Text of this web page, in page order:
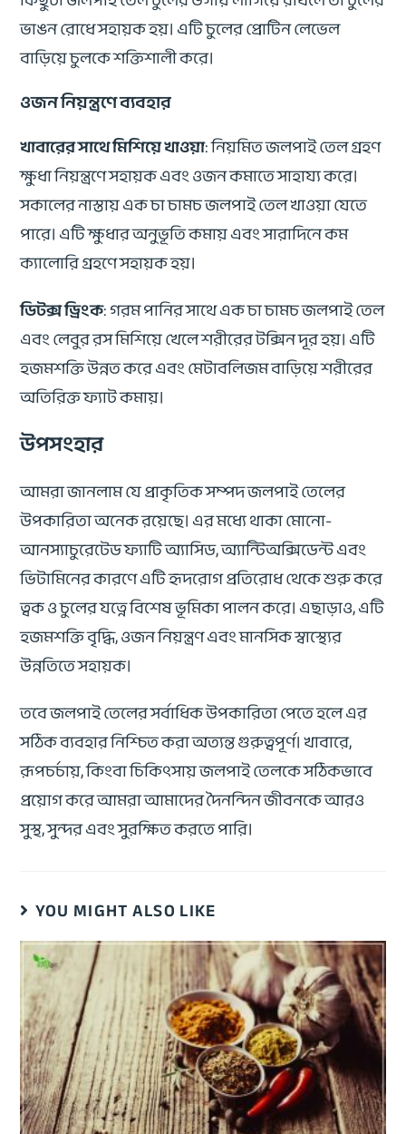
ভাঙন রোধে সহায়ক হয়। এটি চুলের প্রোটিন লেভেল
বাড়িয়ে চুলকে শক্তিশালী করে।
ওজন নিয়ন্ত্রণে ব্যবহার
খাবারের সাথে মিশিয়ে খাওয়া: নিয়মিত জলপাই তেল গ্রহণ
ক্ষুধা নিয়ন্ত্রণে সহায়ক এবং ওজন কমাতে সাহায্য করে।
সকালের নাস্তায় এক চা চামচ জলপাই তেল খাওয়া যেতে
পারে। এটি ক্ষুধার অনুভূতি কমায় এবং সারাদিনে কম
ক্যালোরি গ্রহণে সহায়ক হয়।
ডিটক্স ড্রিংক: গরম পানির সাথে এক চা চামচ জলপাই তেল
এবং লেবুর রস মিশিয়ে খেলে শরীরের টক্সিন দূর হয়। এটি
হজমশক্তি উন্নত করে এবং মেটাবলিজম বাড়িয়ে শরীরের
অতিরিক্ত ফ্যাট কমায়।
উপসংহার
আমরা জানলাম যে প্রাকৃতিক সম্পদ জলপাই তেলের
উপকারিতা অনেক রয়েছে। এর মধ্যে থাকা মোনো-
আনস্যাচুরেটেড ফ্যাটি অ্যাসিড, অ্যান্টিঅক্সিডেন্ট এবং
ভিটামিনের কারণে এটি হৃদরোগ প্রতিরোধ থেকে শুরু করে
ত্বক ও চুলের যত্নে বিশেষ ভূমিকা পালন করে। এছাড়াও, এটি
হজমশক্তি বৃদ্ধি, ওজন নিয়ন্ত্রণ এবং মানসিক স্বাস্থ্যের
উন্নতিতে সহায়ক।
তবে জলপাই তেলের সর্বাধিক উপকারিতা পেতে হলে এর
সঠিক ব্যবহার নিশ্চিত করা অত্যন্ত গুরুত্বপূর্ণ। খাবারে,
রূপচর্চায়, কিংবা চিকিৎসায় জলপাই তেলকে সঠিকভাবে
প্রয়োগ করে আমরা আমাদের দৈনন্দিন জীবনকে আরও
সুস্থ, সুন্দর এবং সুরক্ষিত করতে পারি।
YOU MIGHT ALSO LIKE